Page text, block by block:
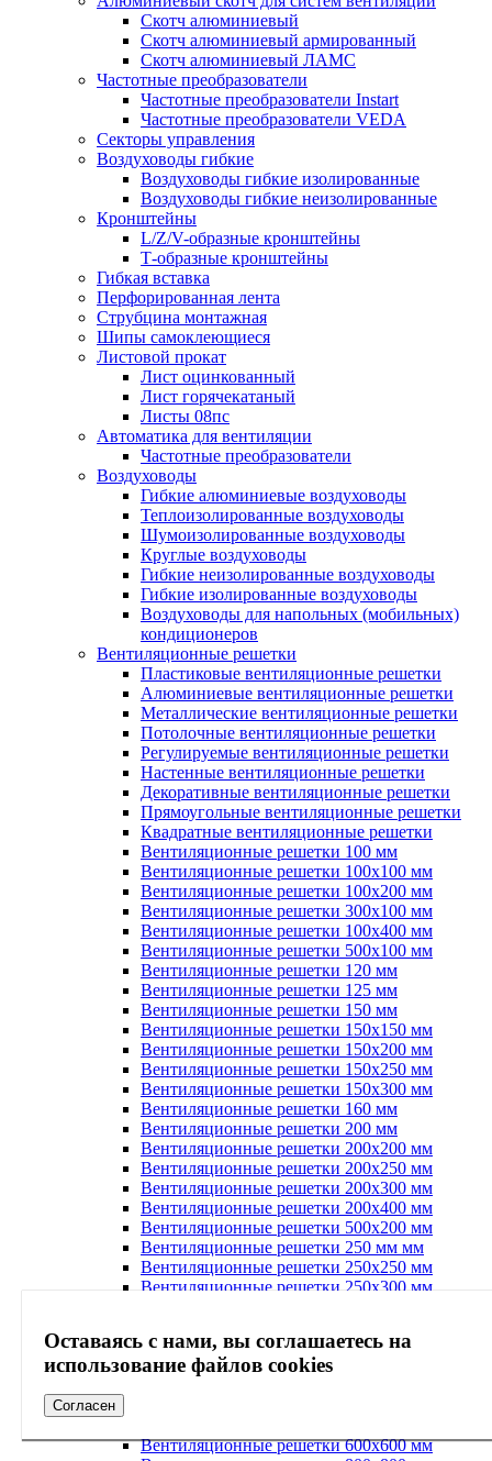
Оставаясь с нами, вы соглашаетесь на
использование файлов cookies
Согласен
Скотч алюминиевый
Скотч алюминиевый армированный
Скотч алюминиевый ЛАМС
Частотные преобразователи
Частотные преобразователи Instart
Частотные преобразователи VEDA
Секторы управления
Воздуховоды гибкие
Воздуховоды гибкие изолированные
Воздуховоды гибкие неизолированные
Кронштейны
L/Z/V-образные кронштейны
Т-образные кронштейны
Гибкая вставка
Перфорированная лента
Струбцина монтажная
Шипы самоклеющиеся
Листовой прокат
Лист оцинкованный
Лист горячекатаный
Листы 08пс
Автоматика для вентиляции
Частотные преобразователи
Воздуховоды
Гибкие алюминиевые воздуховоды
Теплоизолированные воздуховоды
Шумоизолированные воздуховоды
Круглые воздуховоды
Гибкие неизолированные воздуховоды
Гибкие изолированные воздуховоды
Воздуховоды для напольных (мобильных)
кондиционеров
Вентиляционные решетки
Пластиковые вентиляционные решетки
Алюминиевые вентиляционные решетки
Металлические вентиляционные решетки
Потолочные вентиляционные решетки
Регулируемые вентиляционные решетки
Настенные вентиляционные решетки
Декоративные вентиляционные решетки
Прямоугольные вентиляционные решетки
Квадратные вентиляционные решетки
Вентиляционные решетки 100 мм
Вентиляционные решетки 100х100 мм
Вентиляционные решетки 100х200 мм
Вентиляционные решетки 300х100 мм
Вентиляционные решетки 100х400 мм
Вентиляционные решетки 500х100 мм
Вентиляционные решетки 120 мм
Вентиляционные решетки 125 мм
Вентиляционные решетки 150 мм
Вентиляционные решетки 150х150 мм
Вентиляционные решетки 150х200 мм
Вентиляционные решетки 150х250 мм
Вентиляционные решетки 150х300 мм
Вентиляционные решетки 160 мм
Вентиляционные решетки 200 мм
Вентиляционные решетки 200х200 мм
Вентиляционные решетки 200х250 мм
Вентиляционные решетки 200х300 мм
Вентиляционные решетки 200х400 мм
Вентиляционные решетки 500х200 мм
Вентиляционные решетки 250 мм мм
Вентиляционные решетки 250х250 мм
Вентиляционные решетки 250х300 мм
Вентиляционные решетки 350х350 мм
ventilyatsionnye-reshetki-400kh400-mm
Вентиляционные решетки 600х600 мм